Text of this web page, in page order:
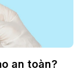
an toàn?